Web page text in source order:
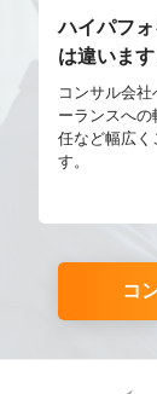
ュアテクノ
が、野村総
コ
ハイパフ
は違います
コンサル会
ーランスへ
任など幅広く
す。